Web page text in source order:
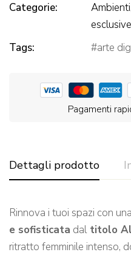
Categorie:
Ambienti
esclusive
Tags:
arte
Pagamenti
Dettagli prodotto
Rinnova i tuoi spazi con una
e sofisticata daltitolo
ritratto femminile intenso,